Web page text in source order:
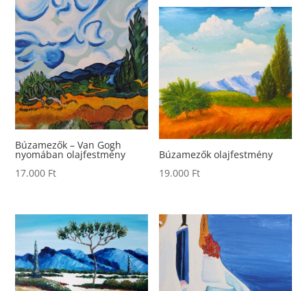
Búzamezők – Van Gogh
nyomában olajfestmény
17.000 Ft
Búzamezők olajfestmény
19.000 Ft